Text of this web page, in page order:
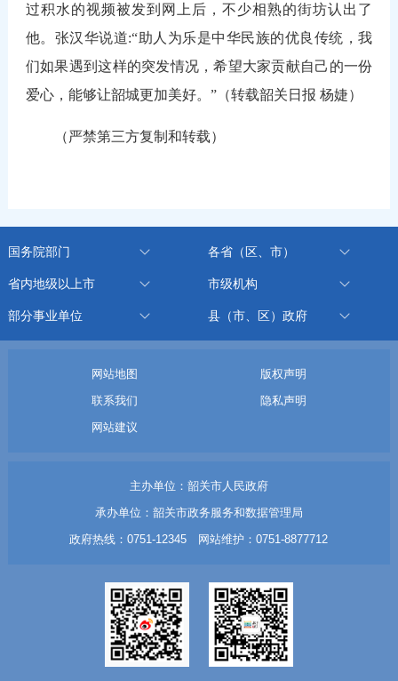
过积水的视频被发到网上后，不少相熟的街坊认出了
他。张汉华说道:“助人为乐是中华民族的优良传统，我
们如果遇到这样的突发情况，希望大家贡献自己的一份
爱心，能够让韶城更加美好。”（转载韶关日报 杨婕）
（严禁第三方复制和转载）
国务院部门 各省（区、市）
省内地级以上市 市级机构
部分事业单位 县（市、区）政府
网站地图
版权声明
联系我们
隐私声明
网站建议
主办单位：韶关市人民政府
承办单位：韶关市政务服务和数据管理局
政府热线：0751-12345 网站维护：0751-8877712